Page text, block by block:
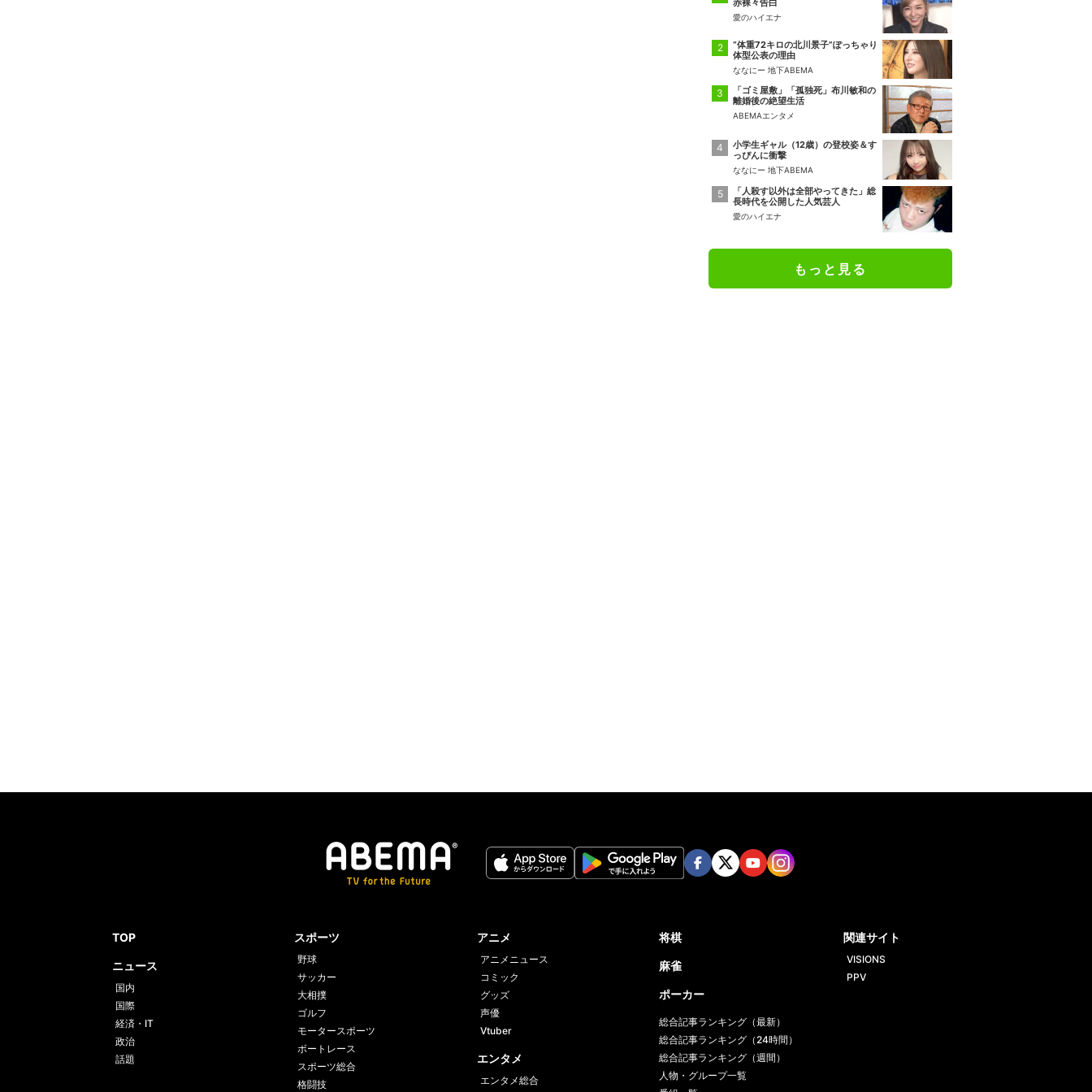
赤裸々告白
愛のハイエナ
“体重72キロの北川景子”ぽっちゃり
体型公表の理由
ななにー 地下ABEMA
「ゴミ屋敷」「孤独死」布川敏和の
離婚後の絶望生活
ABEMAエンタメ
小学生ギャル（12歳）の登校姿＆す
っぴんに衝撃
ななにー 地下ABEMA
「人殺す以外は全部やってきた」総
長時代を公開した人気芸人
愛のハイエナ
もっと見る
TOP
ニュース
国内
国際
経済・IT
政治
話題
スポーツ
野球
サッカー
大相撲
ゴルフ
モータースポーツ
ボートレース
スポーツ総合
格闘技
アニメ
アニメニュース
コミック
グッズ
声優
Vtuber
エンタメ
エンタメ総合
将棋
麻雀
ポーカー
総合記事ランキング（最新）
総合記事ランキング（24時間）
総合記事ランキング（週間）
人物・グループ一覧
関連サイト
VISIONS
PPV